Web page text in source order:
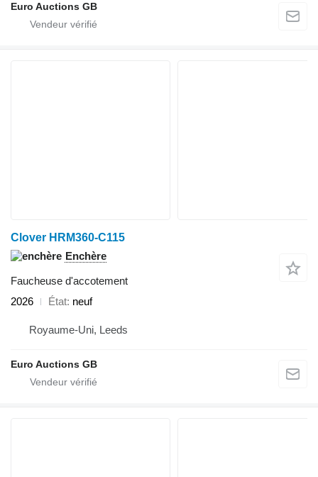
Euro Auctions GB
Clover HRM360-C115
Enchère
Faucheuse d'accotement
2026
État neuf
Royaume-Uni, Leeds
Euro Auctions GB